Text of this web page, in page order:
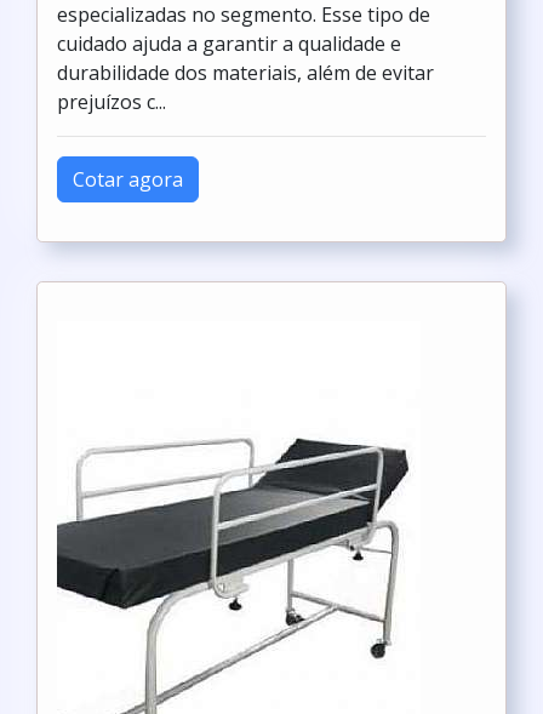
especializadas no segmento. Esse tipo de
cuidado ajuda a garantir a qualidade e
durabilidade dos materiais, além de evitar
prejuízos c...
Cotar agora